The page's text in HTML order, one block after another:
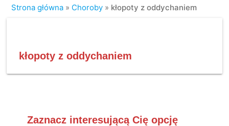
Strona główna » Choroby » kłopoty z oddychaniem
kłopoty z oddychaniem
Zaznacz interesującą Cię opcję